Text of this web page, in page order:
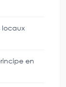
locaux
en